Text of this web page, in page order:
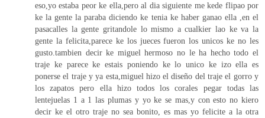
eso,yo estaba peor ke ella,pero al dia siguiente me kede flipao por
ke la gente la paraba diciendo ke tenia ke haber ganao ella ,en el
pasacalles la gente gritandole lo mismo a cualkier lao ke va la
gente la felicita,parece ke los jueces fueron los unicos ke no les
gusto.tambien decir ke miguel hermoso no le ha hecho todo el
traje ke parece ke estais poniendo ke lo unico ke izo ella es
ponerse el traje y ya esta,miguel hizo el diseño del traje el gorro y
los zapatos pero ella hizo todos los corales pegar todas las
lentejuelas 1 a 1 las plumas y yo ke se mas,y con esto no kiero
decir ke el otro traje no sea bonito, es mas yo felicite a la otra